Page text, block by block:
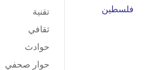
تقنية
ثقافي
حوادث
حوار صحفي